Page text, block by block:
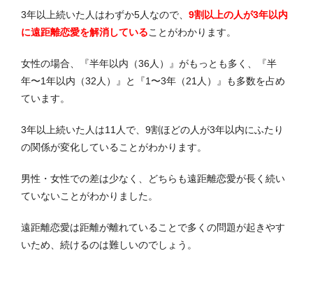
3年以上続いた人はわずか5人なので、 9割以上の人が3年以内
に遠距離恋愛を解消していることがわかります。
女性の場合、『半年以内（36人）』がもっとも多く、『半
年〜1年以内（32人）』と『1〜3年（21人）』も多数を占め
ています。
3年以上続いた人は11人で、9割ほどの人が3年以内にふたり
の関係が変化していることがわかります。
男性・女性での差は少なく、どちらも遠距離恋愛が長く続い
ていないことがわかりました。
遠距離恋愛は距離が離れていることで多くの問題が起きやす
いため、続けるのは難しいのでしょう。